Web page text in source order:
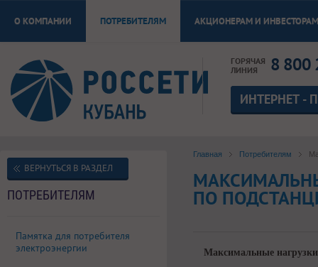
О КОМПАНИИ ПОТРЕБИТЕЛЯМ АКЦИОНЕРАМ И ИНВЕСТОРАМ
ГОРЯЧАЯ
ЛИНИЯ
8 800
ИНТЕРНЕТ -
Главная Потребителям
ПО
Максимальные
ВЕРНУТЬСЯ В РАЗДЕЛ
ПОТРЕБИТЕЛЯМ
Памятка для потребителя
электроэнергии